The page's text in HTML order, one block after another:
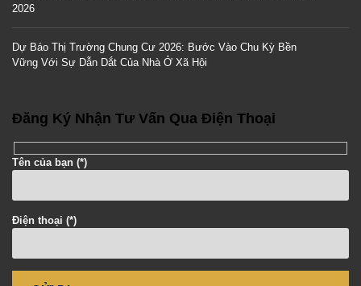
2026
Dự Báo Thị Trường Chung Cư 2026: Bước Vào Chu Kỳ Bền
Vững Với Sự Dẫn Dắt Của Nhà Ở Xã Hội
Đăng Ký Nhận Tư Vấn Qua Điện Thoại
Tên của bạn (*)
Điện thoại (*)